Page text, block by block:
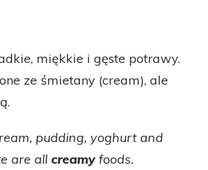
miękkie i gęste potrawy.
ze śmietany (cream), ale
pudding, yoghurt and
are all creamyfoods.